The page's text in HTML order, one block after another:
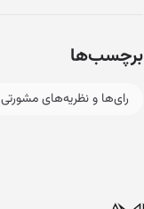
برچسب‌ها
رای‌ها و نظریه‌های مشورتی